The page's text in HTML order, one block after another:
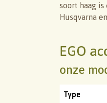
soort haag
Husqvarna en
EGO
onze
Type